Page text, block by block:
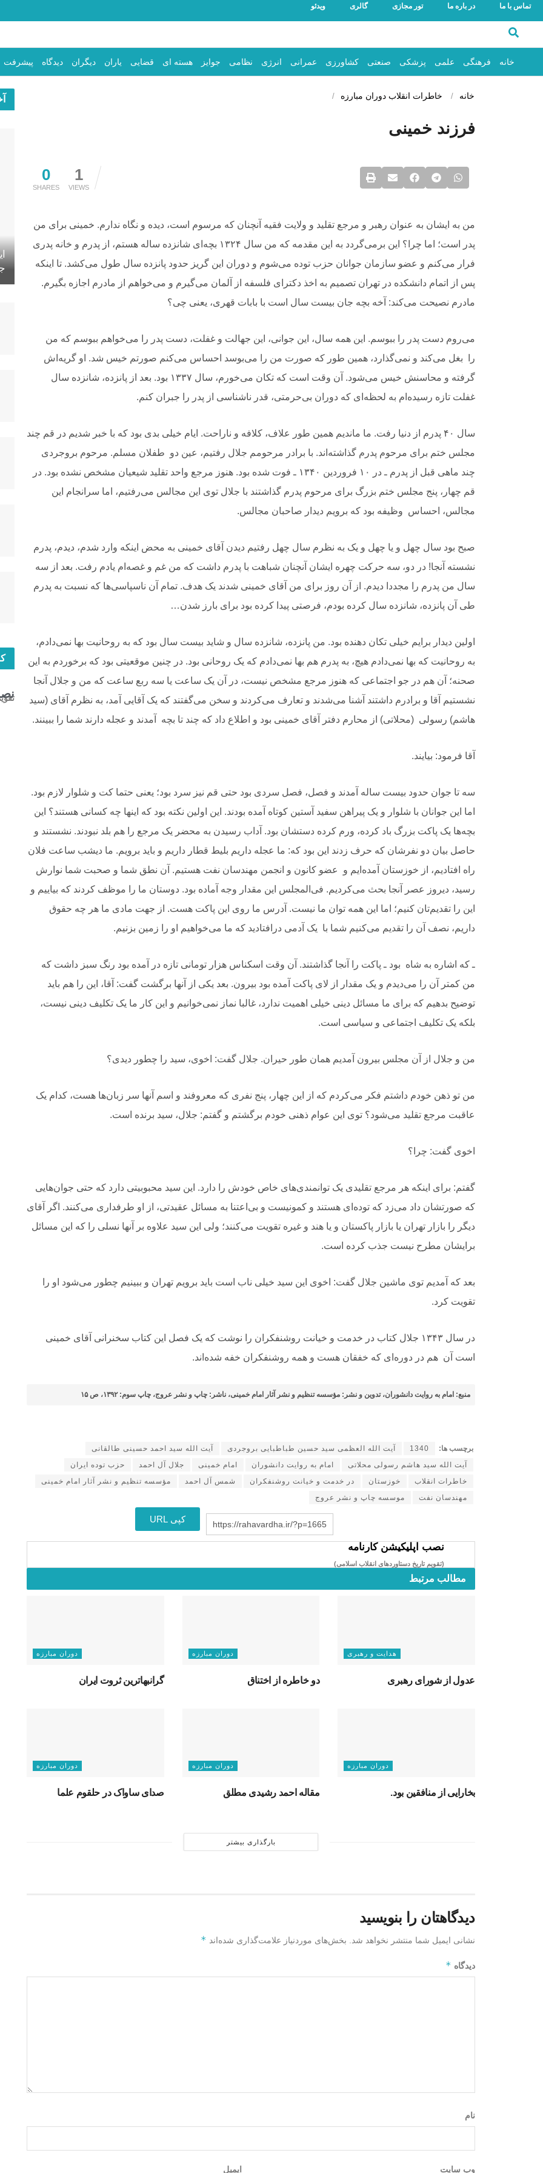
تماس با ما در باره ما تور مجازی گالری ویدئو
خانه فرهنگی علمی پزشکی صنعتی کشاورزی عمرانی انرژی نظامی جوایز هسته ای قضایی یاران دیگران دیدگاه پیشرفت
خانه خاطرات انقلاب دوران مبارزه
فرزند خمینی
0
SHARES
1
VIEWS
من به ایشان به عنوان ‏رهبر و مرجع تقلید و ولایت فقیه آنچنان که مرسوم است، دیده و نگاه ‏ندارم. خمینی برای من
پدر است؛ اما چرا؟ این برمی‌گردد به این مقدمه
‏که من سال ۱۳۲۴ بچه‌ای شانزده ساله هستم، از پدرم و خانه پدری
فرار ‏می‌کنم و عضو سازمان جوانان حزب توده‏ ‏ می‌شوم و دوران این گریز ‏حدود پانزده سال طول می‌کشد. تا اینکه
پس از اتمام دانشکده در تهران ‏تصمیم به اخذ دکترای فلسفه از آلمان می‌گیرم و می‌خواهم از مادرم ‏اجازه بگیرم.
مادرم نصیحت می‌کند: آخه بچه جان بیست سال است با ‏بابات قهری، یعنی چی؟
می‌روم دست پدر‏ ‏ را ببوسم. این همه سال، این ‏جوانی، این جهالت و غفلت، دست پدر را می‌خواهم ببوسم که من
را ‏
‏بغل می‌کند و نمی‌گذارد، همین طور که صورت من را می‌بوسد احساس ‏می‌کنم صورتم خیس شد. او گریه‌اش
گرفته و محاسنش خیس می‌شود. ‏آن وقت است که تکان می‌خورم، سال ۱۳۳۷ بود. بعد از پانزده، شانزده
‏سال
غفلت تازه رسیده‌ام به لحظه‌ای که دوران بی‌حرمتی، قدر ناشناسی ‏از پدر را جبران کنم. ‏
سال ۴۰ پدرم از دنیا رفت. ما ماندیم همین طور علاف، کلافه و
‏ناراحت. ایام خیلی بدی بود که با خبر شدیم در قم چند
مجلس ختم ‏ برای مرحوم پدرم گذاشته‌اند. با برادر مرحومم جلال‏ ر فتیم، عین دو ‏ ‏طفلان مسلم. مرحوم بروجردی
چند ماهی قبل از پدرم ـ در ۱۰ فروردین
‏بود. در
قم چهار، پنج مجلس ختم بزرگ برای مرحوم پدرم گذاشتند با ‏جلال توی این مجالس می‌رفتیم، اما سرانجام این
مجالس، احساس ‏ ‏وظیفه بود که برویم دیدار صاحبان مجالس.
صبح بود سال چهل و یا ‏چهل و یک به نظرم سال چهل رفتیم دیدن آقای خمینی به محض اینکه ‏وارد شدم، دیدم، پدرم
نشسته آنجا! در دو، سه حرکت چهره ایشان آنچنان شباهت با پدرم داشت که من غم و غصه‌ام یادم رفت. بعد از سه
سال من پدرم را مجددا دیدم. از آن روز برای من آقای خمینی شدند ‏یک هدف. تمام آن ناسپاسی‌ها که نسبت به پدرم
طی آن پانزده، شانزده ‏سال کرده بودم، فرصتی پیدا کرده بود برای بارز شدن… ‏
‏اولین دیدار برایم خیلی تکان‌ دهنده بود. من پانزده، شانزده سال و ‏شاید بیست سال بود که به روحانیت بها نمی‌دادم،
به روحانیت که بها ‏نمی‌دادم هیچ، به پدرم هم بها نمی‌دادم که یک روحانی بود. در چنین ‏موقعیتی بود که برخوردم به این
صحنه؛ آن هم در جو اجتماعی که هنوز ‏مرجع مشخص نیست، در آن یک ساعت یا سه ربع ساعت که من و ‏جلال آنجا
نشستیم آقا و برادرم داشتند آشنا می‌شدند و تعارف می‌کردند ‏و سخن می‌گفتند که یک آقایی آمد، به نظرم آقای (سید
هاشم) رسولی ‏ ‏(محلاتی) از محارم دفتر آقای خمینی بود و اطلاع داد که چند تا بچه ‏ ‏آمدند و عجله دارند شما را ببینند.
آقا فرمود: بیایند.
سه تا جوان حدود بیست ساله آمدند و فصل، فصل سردی بود حتی قم نیز سرد بود؛ ‌یعنی ‏حتما کت و شلوار لازم بود.
اما این جوانان با شلوار و یک پیراهن سفید ‏آستین کوتاه آمده بودند. این اولین نکته بود که اینها چه کسانی هستند؟ ‏این
بچه‌ها یک پاکت بزرگ باد کرده، ورم کرده دستشان بود. آداب ‏رسیدن به محضر یک مرجع را هم بلد نبودند. نشستند و
حاصل بیان دو ‏نفرشان که حرف زدند این بود که: ما عجله داریم بلیط قطار داریم و ‏باید برویم. ما دیشب ساعت فلان
راه افتادیم، از خوزستان آمده‌ایم و ‏
‏عضو کانون و انجمن مهندسان نفت هستیم. آن نطق شما و صحبت شما ‏نوارش
رسید، دیروز عصر آنجا بحث می‌کردیم. فی‌المجلس این مقدار ‏وجه آماده بود. دوستان ما را موظف کردند که بیاییم و
این را تقدیم‌تان ‏کنیم؛ اما این همه توان ما نیست. آدرس ما روی این پاکت هست. از ‏جهت مادی ما هر چه حقوق
داریم، نصف آن را تقدیم می‌کنیم شما با ‏ ‏یک آدمی درافتادید که ما می‌خواهیم او را زمین بزنیم.
ـ که اشاره به شاه ‏ ‏بود ـ پاکت را آنجا گذاشتند. آن وقت اسکناس هزار تومانی تازه در آمده ‏بود رنگ سبز داشت که
من کمتر آن را می‌دیدم و یک مقدار از لای ‏پاکت آمده بود بیرون. بعد یکی از آنها برگشت گفت‌: آقا، این را هم ‏باید
توضیح بدهیم که برای ما مسائل دینی خیلی اهمیت ندارد، غالبا نماز ‏نمی‌خوانیم و این کار ما یک تکلیف دینی نیست،
بلکه یک تکلیف ‏اجتماعی و سیاسی است. ‏
‏من و جلال از آن مجلس بیرون آمدیم همان طور حیران. جلال گفت: ‏اخوی، سید را چطور دیدی؟
من تو ذهن خودم داشتم فکر می‌کردم که از این چهار، پنج نفری که معروفند و اسم آنها سر زبان‌ها هست، کدام یک
عاقبت ‏مرجع تقلید می‌شود؟ توی این عوام ذهنی خودم برگشتم و گفتم: جلال، سید ‏برنده است.
اخوی گفت: چرا؟
گفتم: برای اینکه هر مرجع تقلیدی یک توانمندی‌های خاص خودش را دارد. این سید محبوبیتی دارد که حتی ‏جوان‌هایی
که صورتشان داد می‌زد که توده‌ای هستند و کمونیست و بی‌اعتنا به ‏مسائل عقیدتی، از او طرفداری می‌کنند. اگر آقای
دیگر را بازار تهران یا بازار ‏پاکستان و یا هند و غیره تقویت می‌کنند؛ ولی این سید علاوه بر آنها نسلی را
که این مسائل
برایشان مطرح نیست جذب کرده است.
بعد که آمدیم توی ‏ماشین جلال گفت: اخوی این سید خیلی ناب است باید برویم تهران و ببینیم ‏چطور می‌شود او را
تقویت کرد.
در سال ۱۳۴۳ جلال کتاب ‏ ‏در خدمت و خیانت ‏روشنفکران‏ ‏ را نوشت که یک فصل این کتاب سخنرانی آقای خمینی
است آن ‏ ‏هم در دوره‌ای که خفقان هست و همه روشنفکران خفه شده‌اند.‏
منبع: امام به روایت دانشوران، تدوین و نشر: مؤسسه تنظیم و نشر آثار امام خمینی، ناشر: چاپ و نشر عروج، چاپ سوم: ۱۳۹۲، ص ۱۵
برچسب ها: 1340 آیت الله العظمی سید حسین طباطبایی بروجردی
آیت الله سید احمد حسینی طالقانی
آیت الله سید هاشم رسولی محلاتی
امام به روایت دانشوران امام خمینی جلال آل احمد
حزب توده ایران
خاطرات انقلاب
خوزستان در خدمت و خیانت روشنفکران شمس آل احمد
مؤسسه تنظیم و نشر آثار امام خمینی
مهندسان نفت
موسسه چاپ و نشر عروج
https://rahavardha.ir/?p=1665 کپی URL
نصب اپلیکیشن کارنامه
(تقویم تاریخ دستاوردهای انقلاب اسلامی​)
مطالب مرتبط
هدایت و رهبری
عدول از شورای رهبری
دوران مبارزه
دو خاطره از اختناق
دوران مبارزه
گرانبهاترین ثروت ایران
دوران مبارزه
بخارایی از منافقین بود.
دوران مبارزه
مقاله احمد رشیدی مطلق
دوران مبارزه
صدای ساواک در حلقوم علما
بارگذاری بیشتر
دیدگاهتان را بنویسید
نشانی ایمیل شما منتشر نخواهد شد. بخش‌های موردنیاز علامت‌گذاری شده‌اند *
دیدگاه *
نام
ایمیل وب‌ سایت